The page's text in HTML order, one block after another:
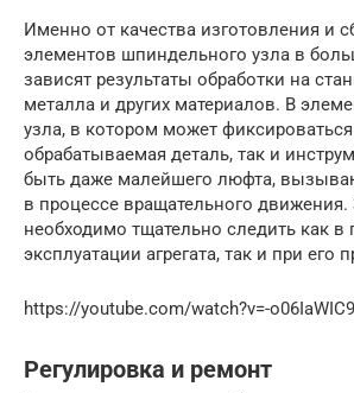
Именно от качества изготовления и
элементов шпиндельного узла в
зависят результаты обработки на
металла и других материалов. В
узла, в котором может
обрабатываемая деталь, так и
быть даже малейшего люфта,
в процессе вращательного движения.
необходимо тщательно следить как в
эксплуатации агрегата, так и при его
https://youtube.com/watch?v=-
Регулировка и ремонт